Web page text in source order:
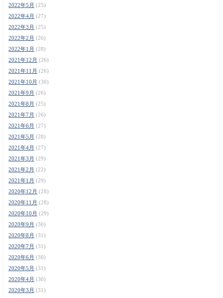
2022年5月 (25)
2022年4月 (27)
2022年3月 (25)
2022年2月 (26)
2022年1月 (28)
2021年12月 (26)
2021年11月 (26)
2021年10月 (30)
2021年9月 (26)
2021年8月 (25)
2021年7月 (26)
2021年6月 (27)
2021年5月 (28)
2021年4月 (27)
2021年3月 (29)
2021年2月 (22)
2021年1月 (29)
2020年12月 (28)
2020年11月 (28)
2020年10月 (29)
2020年9月 (30)
2020年8月 (31)
2020年7月 (31)
2020年6月 (30)
2020年5月 (31)
2020年4月 (30)
2020年3月 (31)